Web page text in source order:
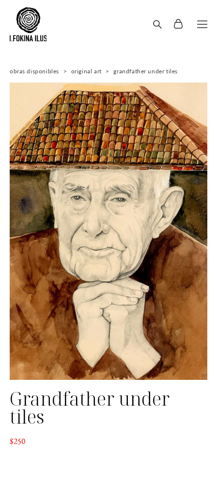
obras disponibles > original art > grandfather under tiles
Grandfather under
tiles
$250